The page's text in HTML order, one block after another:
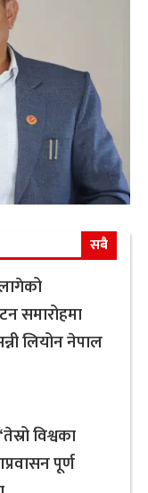
सबै
समारोहमा
लियोन नेपाल
विश्वका
पूर्ण